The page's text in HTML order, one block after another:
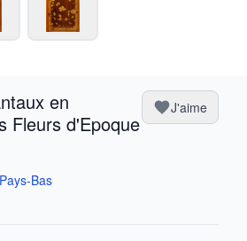
en
Fleurs d'Epoque
J'aime
Bas